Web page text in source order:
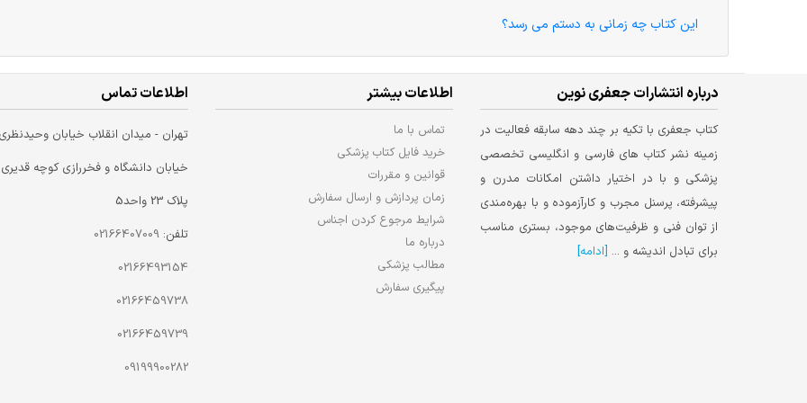
روش های تحقیق در علوم پزشکی -
کد کتاب : 199345
انتشارات اطمینان
دانش و مهارت های احیای قلبی ریوی
های پس از احیا
کد کتاب : 202327
انتشارات جامعه نگر
کد کتاب : 202315
مجموعه سوالات کنکور کارشناسی
فیزیوتراپی از سال 92-91 تا 1404-
1403 جلد2
کد کتاب : 107543
انتشارات کتابخانه فرهنگ
6%